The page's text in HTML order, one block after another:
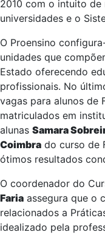
2010 com o intuito de
universidades e o
O Proensino
unidades que
Estado oferecendo
profissionais. No
vagas para alunos de
matriculados em
alunas Samara
Coimbra do curso de
ótimos resultados
O coordenador do
Faria assegura que o
relacionados a
idealizado pela